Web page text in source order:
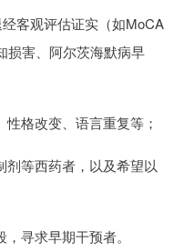
客观评估证实（如MoCA
损害、阿尔茨海默病早
格改变、语言重复等；
剂等西药者，以及希望以
寻求早期干预者。